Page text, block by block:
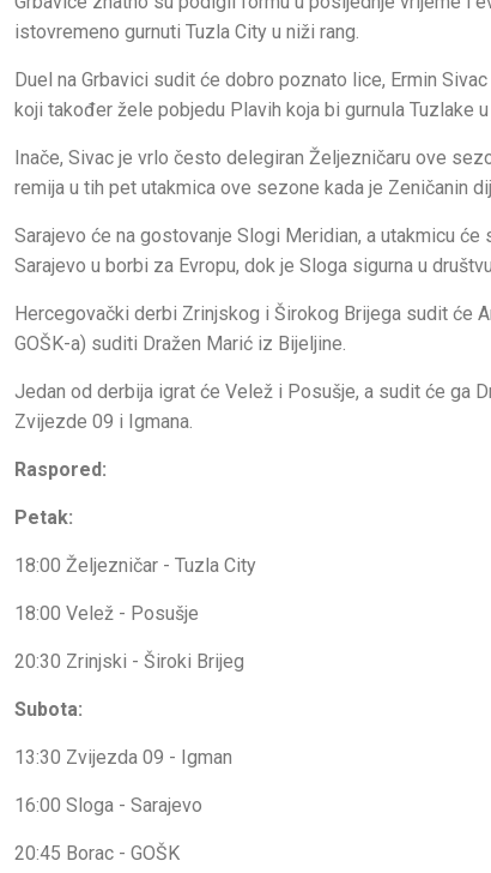
istovremeno gurnuti Tuzla City u niži rang.
Duel na Grbavici sudit će dobro poznato lice, Ermin
koji također žele pobjedu Plavih koja bi gurnula Tuzlake u
Inače, Sivac je vrlo često delegiran Željezničaru ove
remija u tih pet utakmica ove sezone kada je Zeničanin
Sarajevo će na gostovanje Slogi Meridian, a utakmicu
Sarajevo u borbi za Evropu, dok je Sloga sigurna u
Hercegovački derbi Zrinjskog i Širokog Brijega sudit će
GOŠK-a) suditi Dražen Marić iz Bijeljine.
Jedan od derbija igrat će Velež i Posušje, a sudit će ga
Zvijezde 09 i Igmana.
Raspored:
Petak:
18:00 Željezničar - Tuzla City
18:00 Velež - Posušje
20:30 Zrinjski - Široki Brijeg
Subota:
13:30 Zvijezda 09 - Igman
16:00 Sloga - Sarajevo
20:45 Borac - GOŠK